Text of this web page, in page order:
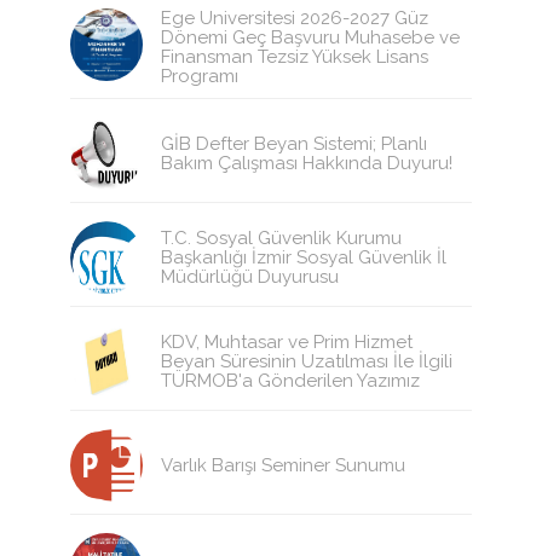
Ege Üniversitesi 2026-2027 Güz
Dönemi Geç Başvuru Muhasebe ve
Finansman Tezsiz Yüksek Lisans
Programı
GİB Defter Beyan Sistemi; Planlı
Bakım Çalışması Hakkında Duyuru!
T.C. Sosyal Güvenlik Kurumu
Başkanlığı İzmir Sosyal Güvenlik İl
Müdürlüğü Duyurusu
KDV, Muhtasar ve Prim Hizmet
Beyan Süresinin Uzatılması İle İlgili
TÜRMOB'a Gönderilen Yazımız
Varlık Barışı Seminer Sunumu